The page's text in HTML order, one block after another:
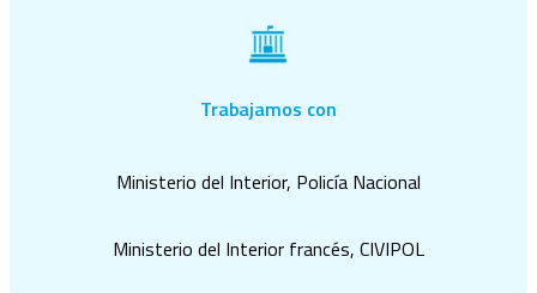
Trabajamos con
Ministerio del Interior, Policía Nacional
Ministerio del Interior francés, CIVIPOL